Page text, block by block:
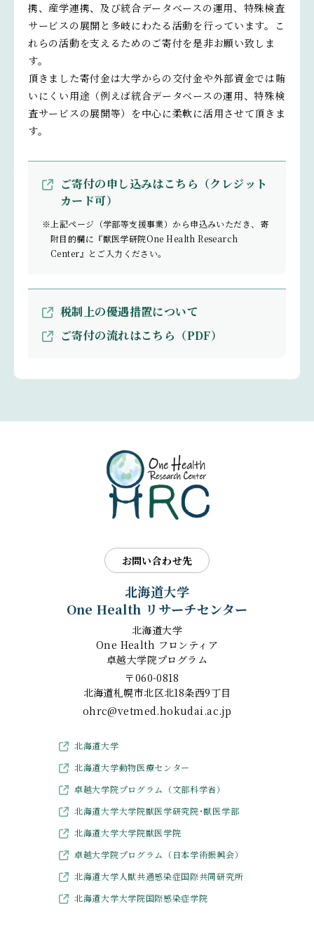
携、産学連携、及び統合データベースの運用、特殊検査
サービスの展開と多岐にわたる活動を行っています。こ
れらの活動を支えるためのご寄付を是非お願い致しま
す。
頂きました寄付金は大学からの交付金や外部資金では賄
いにくい用途（例えば統合データベースの運用、特殊検
査サービスの展開等）を中心に柔軟に活用させて頂きま
す。
ご寄付の申し込みはこちら（クレジット
カード可）
※上記ページ（学部等支援事業）から申込みいただき、寄
附目的欄に『獣医学研院One Health Research
Center』とご入力ください。
税制上の優遇措置について
ご寄付の流れはこちら（PDF）
お問い合わせ先
北海道大学
One Health リサーチセンター
北海道大学
One Health フロンティア
卓越大学院プログラム
〒060-0818
北海道札幌市北区北18条西9丁目
ohrc@vetmed.hokudai.ac.jp
北海道大学
北海道大学動物医療センター
卓越大学院プログラム（文部科学省）
北海道大学大学院獣医学研究院･獣医学部
北海道大学大学院獣医学院
卓越大学院プログラム（日本学術振興会）
北海道大学人獣共通感染症国際共同研究所
北海道大学大学院国際感染症学院